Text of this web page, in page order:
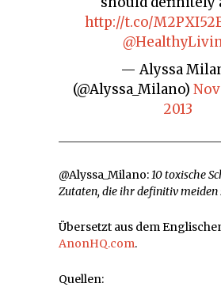
http://t.co/
— Alyssa Milano
(@Alyssa_Milano)
2013
@Alyssa_Milano:10 toxische
Zutaten, die ihr definitiv meiden
Übersetzt aus dem
AnonHQ.com.
Quellen: